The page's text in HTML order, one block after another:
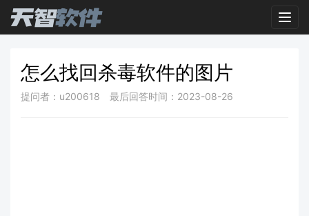
怎么找回杀毒软件的图片
提问者：u200618 最后回答时间：2023-08-26